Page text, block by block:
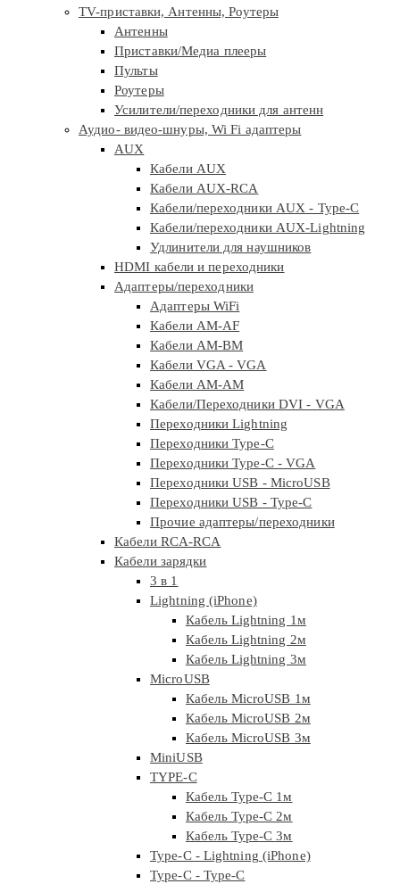
TV-приставки, Антенны, Роутеры
Антенны
Приставки/Медиа плееры
Пульты
Роутеры
Усилители/переходники для антенн
Аудио- видео-шнуры, Wi Fi адаптеры
AUX
Кабели AUX
Кабели AUX-RCA
Кабели/переходники AUX - Type-C
Кабели/переходники AUX-Lightning
Удлинители для наушников
HDMI кабели и переходники
Адаптеры/переходники
Адаптеры WiFi
Кабели AM-AF
Кабели AM-BM
Кабели VGA - VGA
Кабели АМ-АМ
Кабели/Переходники DVI - VGA
Переходники Lightning
Переходники Type-C
Переходники Type-C - VGA
Переходники USB - MicroUSB
Переходники USB - Type-C
Прочие адаптеры/переходники
Кабели RCA-RCA
Кабели зарядки
3 в 1
Lightning (iPhone)
Кабель Lightning 1м
Кабель Lightning 2м
Кабель Lightning 3м
MicroUSB
Кабель MicroUSB 1м
Кабель MicroUSB 2м
Кабель MicroUSB 3м
MiniUSB
TYPE-C
Кабель Type-C 1м
Кабель Type-C 2м
Кабель Type-C 3м
Type-C - Lightning (iPhone)
Type-C - Type-C